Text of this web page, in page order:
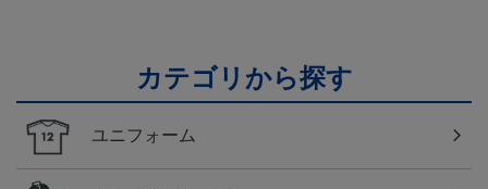
カテゴリから探す
ユニフォーム